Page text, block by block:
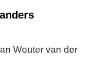
Wouter van der